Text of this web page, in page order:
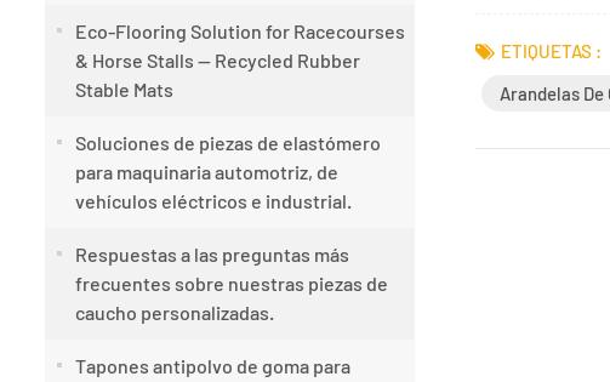
Eco-Flooring Solution for Racecourses
& Horse Stalls — Recycled Rubber
Stable Mats
Soluciones de piezas de elastómero
para maquinaria automotriz, de
vehículos eléctricos e industrial.
Respuestas a las preguntas más
frecuentes sobre nuestras piezas de
caucho personalizadas.
Tapones antipolvo de goma para
ETIQUETAS :
Arandelas De